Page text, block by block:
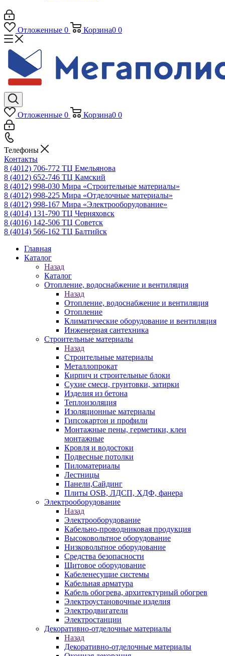
Отложенные 0 Корзина0 0
Отложенные 0 Корзина0 0
Телефоны
Контакты
8 (4012) 706-772 ТЦ Емельянова
8 (4012) 652-746 ТЦ Камский
8 (4012) 998-030 Мира «Строительные материалы»
8 (4012) 998-225 Мира «Отделочные материалы»
8 (4012) 998-167 Мира «Электрооборудование»
8 (4014) 131-790 ТЦ Черняховск
8 (4016) 142-506 ТЦ Советск
8 (4014) 566-162 ТЦ Балтийск
Главная
Каталог
Назад
Каталог
Отопление, водоснабжение и вентиляция
Назад
Отопление, водоснабжение и вентиляция
Отопление
Климатические оборудование и вентиляция
Инженерная сантехника
Строительные материалы
Назад
Строительные материалы
Металлопрокат
Кирпич и строительные блоки
Сухие смеси, грунтовки, затирки
Изделия из бетона
Теплоизоляция
Изоляционные материалы
Гипсокартон и профили
Монтажные пены, герметики, клеи
монтажные
Кровля и водостоки
Подвесные потолки
Пиломатериалы
Лестницы
Панели,Сайдинг
Плиты OSB, ЛДСП, ХДФ, фанера
Электрооборудование
Назад
Электрооборудование
Кабельно-проводниковая продукция
Высоковольтное оборудование
Низковольтное оборудование
Средства безопасности
Щитовое оборудование
Кабеленесущие системы
Кабельная арматура
Кабель обогрева, архитектурный обогрев
Электроустановочные изделия
Электродвигатели
Электростанции
Декоративно-отделочные материалы
Назад
Декоративно-отделочные материалы